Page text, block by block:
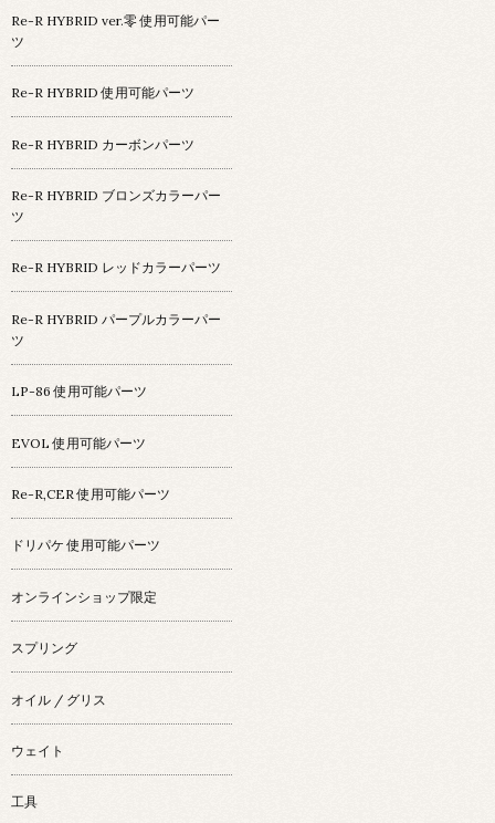
Re-R HYBRID ver.零 使用可能パー
ツ
Re-R HYBRID 使用可能パーツ
Re-R HYBRID カーボンパーツ
Re-R HYBRID ブロンズカラーパー
ツ
Re-R HYBRID レッドカラーパーツ
Re-R HYBRID パープルカラーパー
ツ
LP-86 使用可能パーツ
EVOL 使用可能パーツ
Re-R,CER 使用可能パーツ
ドリパケ 使用可能パーツ
オンラインショップ限定
スプリング
オイル / グリス
ウェイト
工具